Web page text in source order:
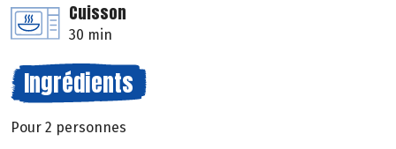
Cuisson
30 min
Ingrédients
Pour 2 personnes